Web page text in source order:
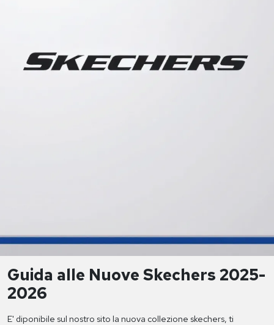
Guida alle Nuove Skechers 2025-
2026
E' diponibile sul nostro sito la nuova collezione skechers, ti